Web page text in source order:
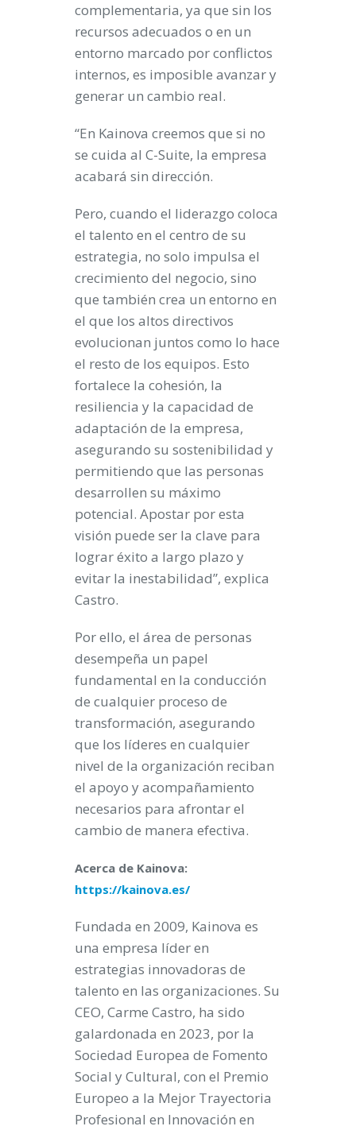
complementaria, ya que sin los
recursos adecuados o en un
entorno marcado por conflictos
internos, es imposible avanzar y
generar un cambio real.
“En Kainova creemos que si no
se cuida al C-Suite, la empresa
acabará sin dirección.
Pero, cuando el liderazgo coloca
el talento en el centro de su
estrategia, no solo impulsa el
crecimiento del negocio, sino
que también crea un entorno en
el que los altos directivos
evolucionan juntos como lo hace
el resto de los equipos. Esto
fortalece la cohesión, la
resiliencia y la capacidad de
adaptación de la empresa,
asegurando su sostenibilidad y
permitiendo que las personas
desarrollen su máximo
potencial. Apostar por esta
visión puede ser la clave para
lograr éxito a largo plazo y
evitar la inestabilidad”, explica
Castro.
Por ello, el área de personas
desempeña un papel
fundamental en la conducción
de cualquier proceso de
transformación, asegurando
que los líderes en cualquier
nivel de la organización reciban
el apoyo y acompañamiento
necesarios para afrontar el
cambio de manera efectiva.
Acerca de Kainova:
https://kainova.es/
Fundada en 2009, Kainova es
una empresa líder en
estrategias innovadoras de
talento en las organizaciones. Su
CEO, Carme Castro, ha sido
galardonada en 2023, por la
Sociedad Europea de Fomento
Social y Cultural, con el Premio
Europeo a la Mejor Trayectoria
Profesional en Innovación en